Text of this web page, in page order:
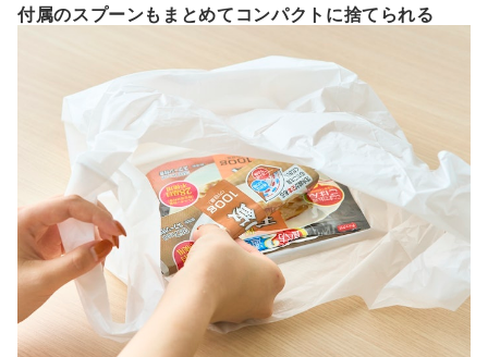
付属のスプーンもまとめてコンパクトに捨てられる